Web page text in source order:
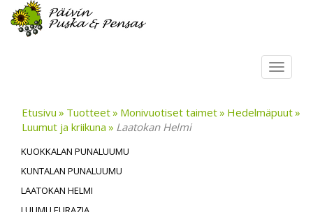
Etusivu Tuotteet Monivuotiset taimet
Hedelmäpuut
Luumut ja kriikuna
Laatokan Helmi
KUOKKALAN PUNALUUMU
KUNTALAN PUNALUUMU
LAATOKAN HELMI